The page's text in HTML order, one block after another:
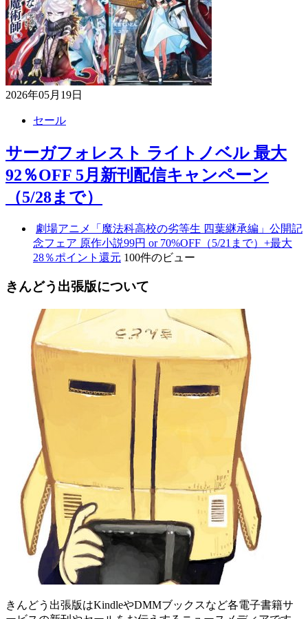
2026年05月19日
セール
サーガフォレスト ライトノベル 最大
92％OFF 5月新刊配信キャンペーン
（5/28まで）
劇場アニメ「魔法科高校の劣等生 四葉継承編」公開記
念フェア 原作小説99円 or 70%OFF（5/21まで）+最大
28％ポイント還元 100件のビュー
きんどう出張版について
きんどう出張版はKindleやDMMブックスなど各電子書籍サ